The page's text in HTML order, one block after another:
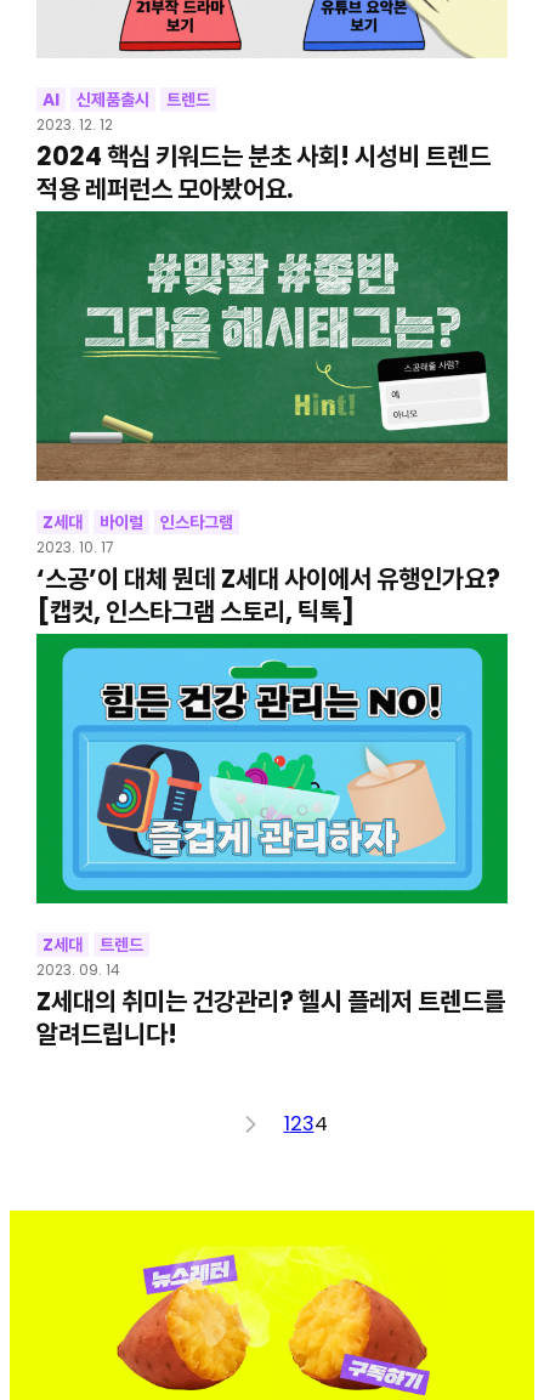
AI 신제품출시 트렌드
2023. 12. 12
2024 핵심 키워드는 분초 사회! 시성비 트렌드
적용 레퍼런스 모아봤어요.
Z세대 바이럴 인스타그램
2023. 10. 17
‘스공’이 대체 뭔데 Z세대 사이에서 유행인가요?
[캡컷, 인스타그램 스토리, 틱톡]
Z세대 트렌드
2023. 09. 14
Z세대의 취미는 건강관리? 헬시 플레저 트렌드를
알려드립니다!
< 1234